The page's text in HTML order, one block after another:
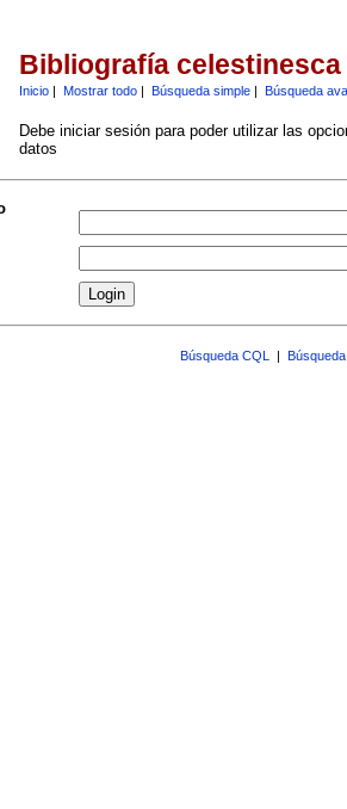
Bibliografía celestinesca
Inicio| Mostrar todo| Búsqueda simple| Búsqueda
Debe iniciar sesión para poder utilizar las
datos
Búsqueda CQL |